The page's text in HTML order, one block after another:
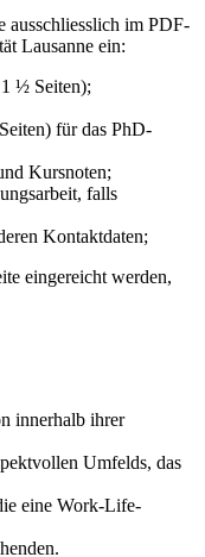
ausschliesslich im PDF-
Lausanne ein:
½ Seiten);
für das PhD-
Kursnoten;
falls
Kontaktdaten;
eingereicht werden,
innerhalb ihrer
Umfelds, das
eine Work-Life-